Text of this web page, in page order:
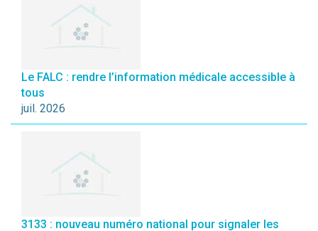
Le FALC : rendre l’information médicale accessible à
tous
juil. 2026
3133 : nouveau numéro national pour signaler les